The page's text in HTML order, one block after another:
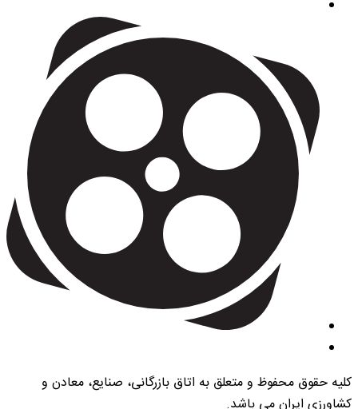
کلیه حقوق محفوظ و متعلق به اتاق بازرگانی، صنایع، معادن و
کشاورزی ایران می باشد.